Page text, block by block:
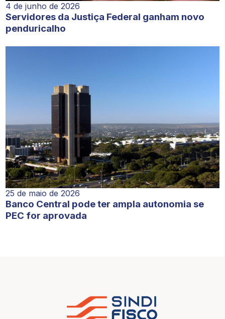
4 de junho de 2026
Servidores da Justiça Federal ganham novo
penduricalho
25 de maio de 2026
Banco Central pode ter ampla autonomia se
PEC for aprovada